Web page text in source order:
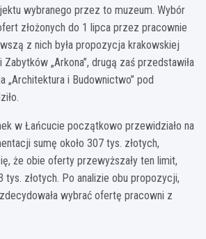
wybranego przez to muzeum. Wybór
złożonych do 1 lipca przez pracownie
z nich była propozycja krakowskiej
„Arkona”, drugą zaś przedstawiła
„Architektura i Budownictwo” pod
w Łańcucie początkowo przewidziało na
sumę około 307 tys. złotych,
że obie oferty przewyższały ten limit,
złotych. Po analizie obu propozycji,
wybrać ofertę pracowni z